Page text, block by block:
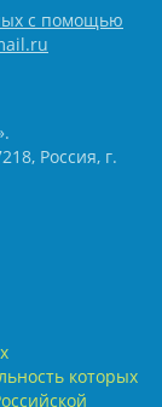
с помощью
Россия, г.
которых